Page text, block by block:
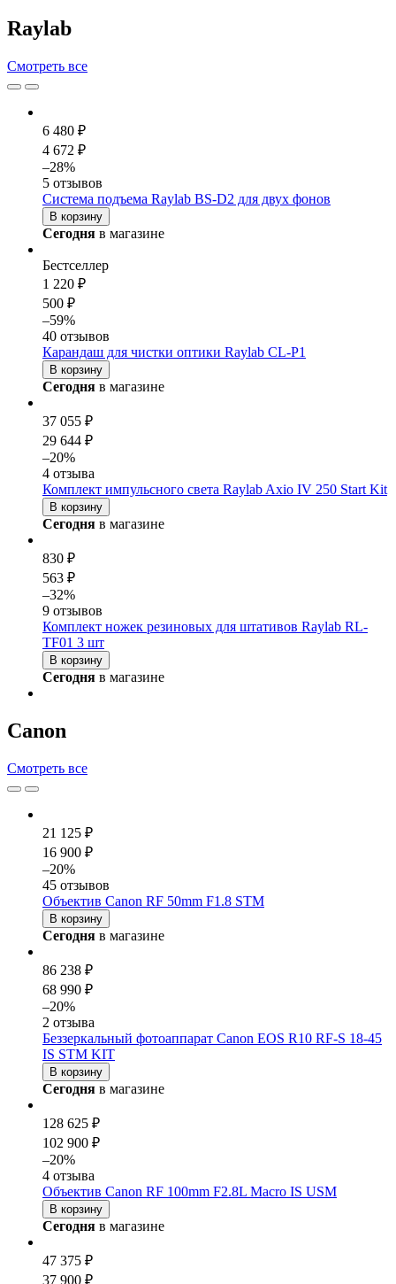
Raylab
Смотреть все
6 480 ₽
4 672 ₽
–28%
5 отзывов
Система подъема Raylab BS-D2 для двух фонов
В корзину
Сегодня в магазине
Бестселлер
1 220 ₽
500 ₽
–59%
40 отзывов
Карандаш для чистки оптики Raylab CL-P1
В корзину
Сегодня в магазине
37 055 ₽
29 644 ₽
–20%
4 отзыва
Комплект импульсного света Raylab Axio IV 250 Start Kit
В корзину
Сегодня в магазине
830 ₽
563 ₽
–32%
9 отзывов
Комплект ножек резиновых для штативов Raylab RL-
TF01 3 шт
В корзину
Сегодня в магазине
Canon
Смотреть все
21 125 ₽
16 900 ₽
–20%
45 отзывов
Объектив Canon RF 50mm F1.8 STM
В корзину
Сегодня в магазине
86 238 ₽
68 990 ₽
–20%
2 отзыва
Беззеркальный фотоаппарат Canon EOS R10 RF-S 18-45
IS STM KIT
В корзину
Сегодня в магазине
128 625 ₽
102 900 ₽
–20%
4 отзыва
Объектив Canon RF 100mm F2.8L Macro IS USM
В корзину
Сегодня в магазине
47 375 ₽
37 900 ₽